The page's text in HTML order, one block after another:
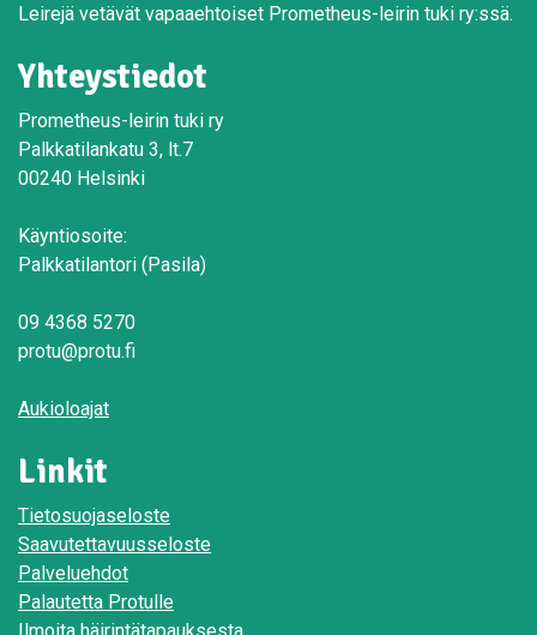
Leirejä vetävät vapaaehtoiset Prometheus-leirin tuki ry:ssä.
Yhteystiedot
Prometheus-leirin tuki ry
Palkkatilankatu 3, lt.7
00240 Helsinki
Käyntiosoite:
Palkkatilantori (Pasila)
09 4368 5270
protu@protu.fi
Aukioloajat
Linkit
Tietosuojaseloste
Saavutettavuusseloste
Palveluehdot
Palautetta Protulle